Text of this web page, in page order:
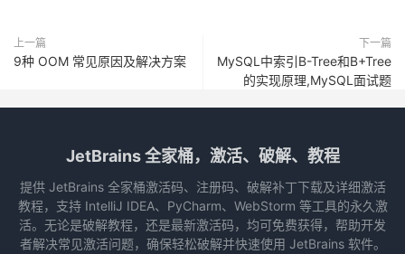
上一篇
9种 OOM 常见原因及解决方案
下一篇
MySQL中索引B-Tree和B+Tree
的实现原理,MySQL面试题
JetBrains 全家桶，激活、破解、教程
提供 JetBrains 全家桶激活码、注册码、破解补丁下载及详细激活
教程，支持 IntelliJ IDEA、PyCharm、WebStorm 等工具的永久激
活。无论是破解教程，还是最新激活码，均可免费获得，帮助开发
者解决常见激活问题，确保轻松破解并快速使用 JetBrains 软件。